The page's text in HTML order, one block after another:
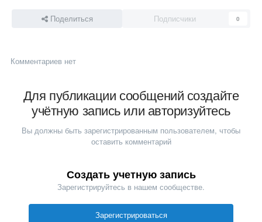
Поделиться Подписчики 0
Комментариев нет
Для публикации сообщений создайте
учётную запись или авторизуйтесь
Вы должны быть зарегистрированным пользователем, чтобы
оставить комментарий
Создать учетную запись
Зарегистрируйтесь в нашем сообществе.
Зарегистрироваться